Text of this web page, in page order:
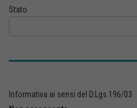
Stato
Informativa ai sensi del D.Lgs.196/03